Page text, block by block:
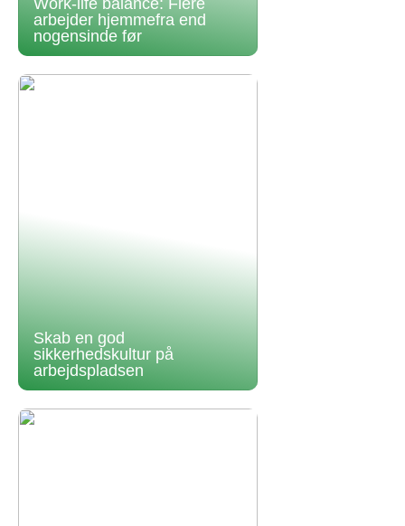
Work-life balance: Flere
arbejder hjemmefra end
nogensinde før
Skab en god
sikkerhedskultur på
arbejdspladsen